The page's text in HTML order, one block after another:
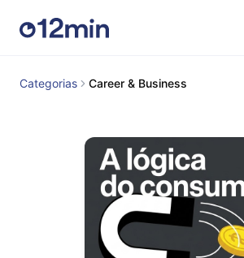
Categorias Career & Business